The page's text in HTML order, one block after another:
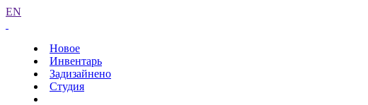
EN
Новое
Инвентарь
Задизайнено
Студия